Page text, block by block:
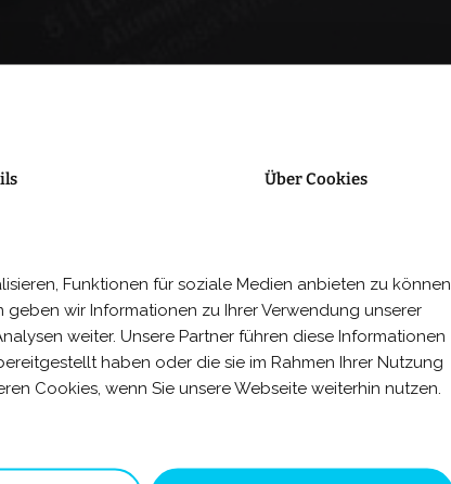
Über Cookies
Funktionen für soziale Medien anbieten zu können
wir Informationen zu Ihrer Verwendung unserer
weiter. Unsere Partner führen diese Informationen
haben oder die sie im Rahmen Ihrer Nutzung
Cookies, wenn Sie unsere Webseite weiterhin nutzen.